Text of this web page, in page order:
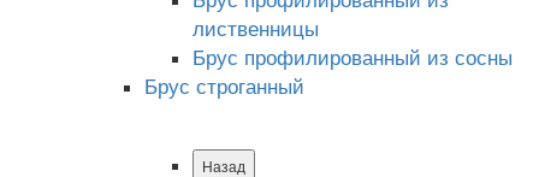
лиственницы
Брус профилированный из сосны
Брус строганный
Назад